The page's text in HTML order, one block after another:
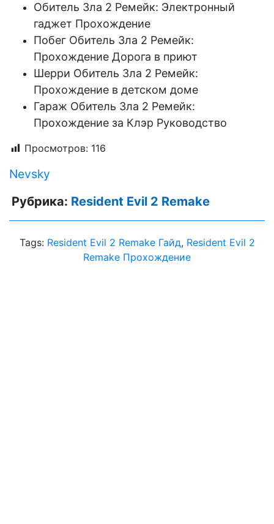
Обитель Зла 2 Ремейк: Электронный
гаджет Прохождение
Побег Обитель Зла 2 Ремейк:
Прохождение Дорога в приют
Шерри Обитель Зла 2 Ремейк:
Прохождение в детском доме
Гараж Обитель Зла 2 Ремейк:
Прохождение за Клэр Руководство
Просмотров: 116
Nevsky
Рубрика: Resident Evil 2 Remake
Tags: Resident Evil 2 Remake Гайд, Resident Evil 2
Remake Прохождение